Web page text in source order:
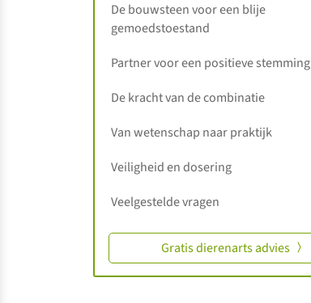
De bouwsteen voor een blije
gemoedstoestand
Partner voor een positieve stemming
De kracht van de combinatie
Van wetenschap naar praktijk
Veiligheid en dosering
Veelgestelde vragen
Gratis dierenarts advies